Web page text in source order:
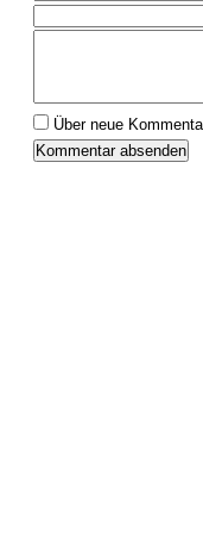
Über neue